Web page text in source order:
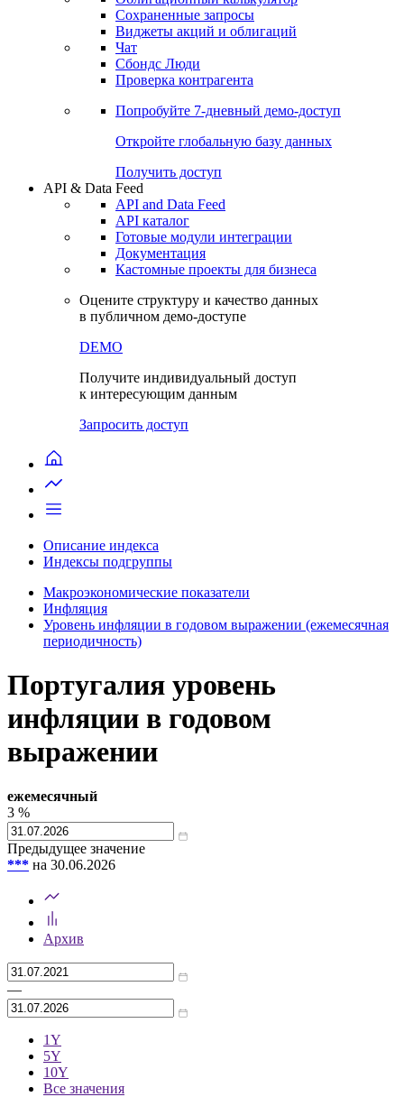
Сохраненные запросы
Виджеты акций и облигаций
Чат
Сбондс Люди
Проверка контрагента
Попробуйте 7-дневный демо-доступ
Откройте глобальную базу данных
Получить доступ
API & Data Feed
API and Data Feed
API каталог
Готовые модули интеграции
Документация
Кастомные проекты для бизнеса
Оцените структуру и качество данных
в публичном демо-доступе
DEMO
Получите индивидуальный доступ
к интересующим данным
Запросить доступ
Описание индекса
Индексы подгруппы
Макроэкономические показатели
Инфляция
Уровень инфляции в годовом выражении (ежемесячная
периодичность)
Португалия уровень
инфляции в годовом
выражении
ежемесячный
3 %
Предыдущее значение
*** на 30.06.2026
Архив
—
1Y
5Y
10Y
Все значения